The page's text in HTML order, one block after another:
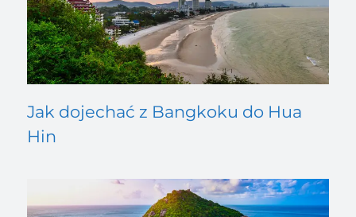
Jak dojechać z Bangkoku do Hua
Hin